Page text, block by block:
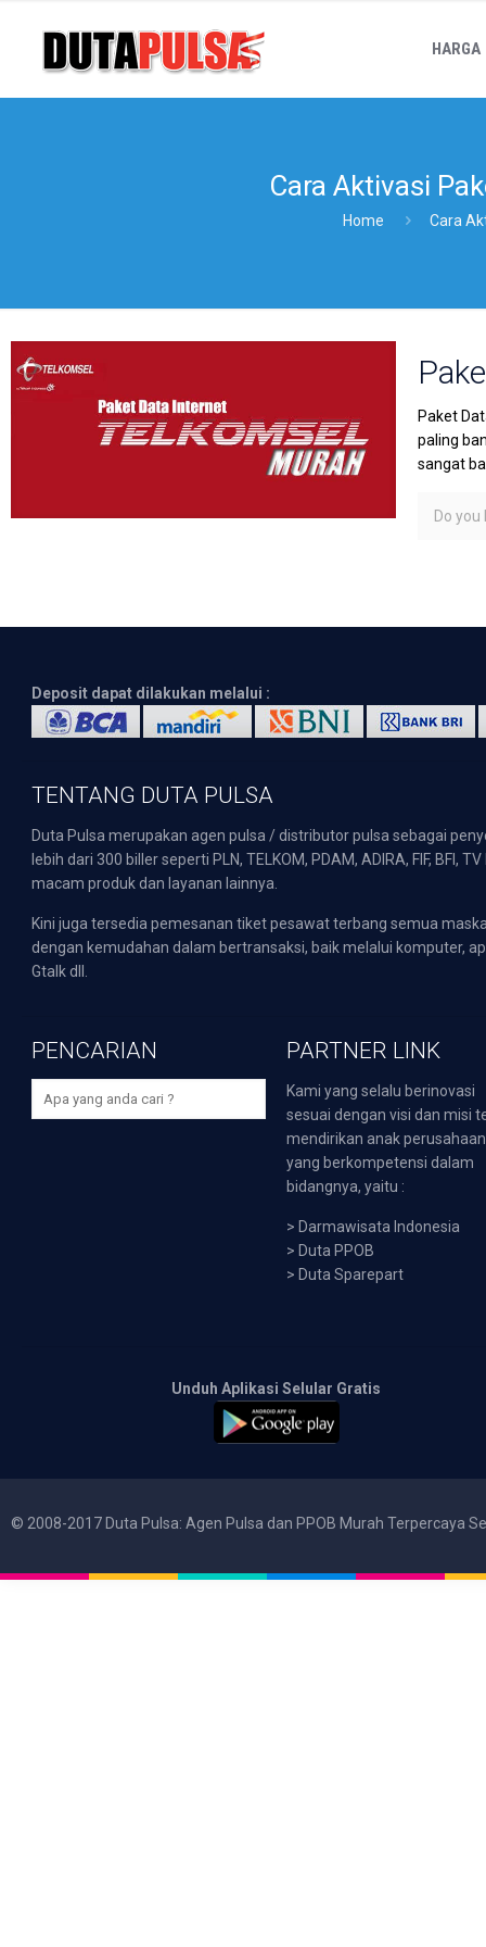
HARGA
Cara Aktivasi
Home Cara
Paket
paling
sangat
Do you
Deposit dapat dilakukan melalui :
TENTANG DUTA PULSA
Duta Pulsa merupakan agen pulsa / distributor pulsa sebagai
lebih dari 300 biller seperti PLN, TELKOM, PDAM, ADIRA, FIF,
macam produk dan layanan lainnya.
Kini juga tersedia pemesanan tiket pesawat terbang semua
dengan kemudahan dalam bertransaksi, baik melalui komputer,
Gtalk dll.
PENCARIAN PARTNER LINK
Kami yang selalu berinovasi
sesuai dengan visi dan misi
mendirikan anak perusahaan
yang berkompetensi dalam
bidangnya, yaitu :
> Darmawisata Indonesia
> Duta PPOB
> Duta Sparepart
Unduh Aplikasi Selular Gratis
© 2008-2017 Duta Pulsa: Agen Pulsa dan PPOB Murah Terpercaya